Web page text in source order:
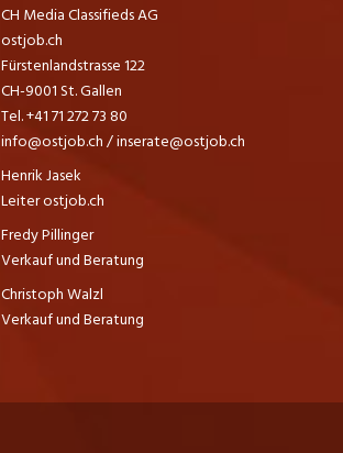
CH Media Classifieds AG
ostjob.ch
Fürstenlandstrasse 122
CH-9001 St. Gallen
Tel. +41 71 272 73 80
info@ostjob.ch/inserate@ostjob.ch
Henrik Jasek
Leiter ostjob.ch
Fredy Pillinger
Verkauf und Beratung
Christoph Walzl
Verkauf und Beratung